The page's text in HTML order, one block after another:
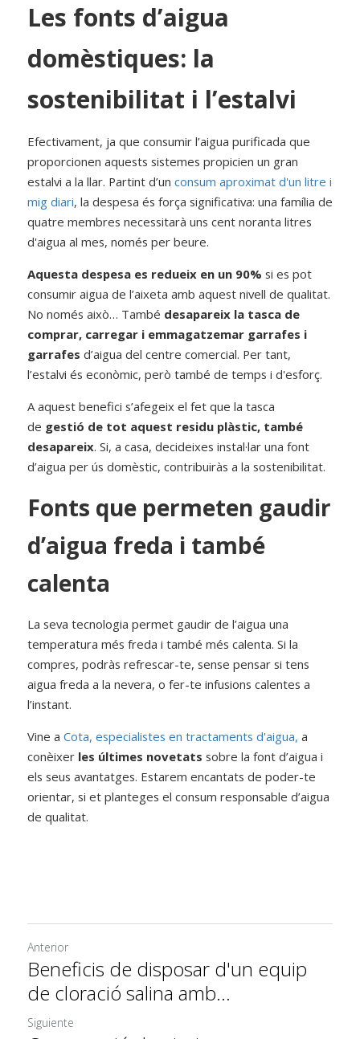
Les fonts d’aigua
domèstiques: la
sostenibilitat i l’estalvi
Efectivament, ja que consumir l’aigua purificada que
proporcionen aquests sistemes propicien un gran
estalvi a la llar. Partint d’un consum aproximat d'un litre i
mig diari, la despesa és força significativa: una família de
quatre membres necessitarà uns cent noranta litres
d'aigua al mes, només per beure.
Aquesta despesa es redueix en un 90% si es pot
consumir aigua de l’aixeta amb aquest nivell de qualitat.
No només això… També desapareix la tasca de
comprar, carregar i emmagatzemar garrafes i
garrafes d’aigua del centre comercial. Per tant,
l’estalvi és econòmic, però també de temps i d'esforç.
A aquest benefici s’afegeix el fet que la tasca
de gestió de tot aquest residu plàstic, també
desapareix. Si, a casa, decideixes instal·lar una font
d’aigua per ús domèstic, contribuiràs a la sostenibilitat.
Fonts que permeten gaudir
d’aigua freda i també
calenta
La seva tecnologia permet gaudir de l’aigua una
temperatura més freda i també més calenta. Si la
compres, podràs refrescar-te, sense pensar si tens
aigua freda a la nevera, o fer-te infusions calentes a
l’instant.
Vine a Cota, especialistes en tractaments d'aigua, a
conèixer les últimes novetats sobre la font d’aigua i
els seus avantatges. Estarem encantats de poder-te
orientar, si et planteges el consum responsable d’aigua
de qualitat.
Anterior
Beneficis de disposar d'un equip
de cloració salina amb...
Siguiente